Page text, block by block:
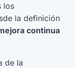
los
la definición
continua
de la